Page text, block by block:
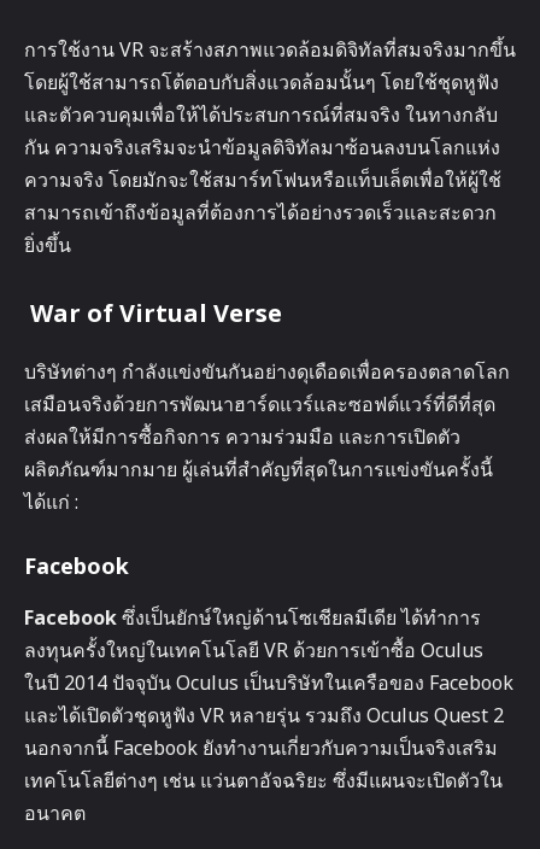
การใช้งาน VR จะสร้างสภาพแวดล้อมดิจิทัลที่สมจริงมากขึ้น
โดยผู้ใช้สามารถโต้ตอบกับสิ่งแวดล้อมนั้นๆ โดยใช้ชุดหูฟัง
และตัวควบคุมเพื่อให้ได้ประสบการณ์ที่สมจริง ในทางกลับ
กัน ความจริงเสริมจะนำข้อมูลดิจิทัลมาซ้อนลงบนโลกแห่ง
ความจริง โดยมักจะใช้สมาร์ทโฟนหรือแท็บเล็ตเพื่อให้ผู้ใช้
สามารถเข้าถึงข้อมูลที่ต้องการได้อย่างรวดเร็วและสะดวก
ยิ่งขึ้น
War of Virtual Verse
บริษัทต่างๆ กำลังแข่งขันกันอย่างดุเดือดเพื่อครองตลาดโลก
เสมือนจริงด้วยการพัฒนาฮาร์ดแวร์และซอฟต์แวร์ที่ดีที่สุด
ส่งผลให้มีการซื้อกิจการ ความร่วมมือ และการเปิดตัว
ผลิตภัณฑ์มากมาย ผู้เล่นที่สำคัญที่สุดในการแข่งขันครั้งนี้
ได้แก่ :
Facebook
Facebookซึ่งเป็นยักษ์ใหญ่ด้านโซเชียลมีเดีย ได้ทำการ
ลงทุนครั้งใหญ่ในเทคโนโลยี VR ด้วยการเข้าซื้อ Oculus
ในปี 2014 ปัจจุบัน Oculus เป็นบริษัทในเครือของ Facebook
และได้เปิดตัวชุดหูฟัง VR หลายรุ่น รวมถึง Oculus Quest 2
นอกจากนี้ Facebook ยังทำงานเกี่ยวกับความเป็นจริงเสริม
เทคโนโลยีต่างๆ เช่น แว่นตาอัจฉริยะ ซึ่งมีแผนจะเปิดตัวใน
อนาคต